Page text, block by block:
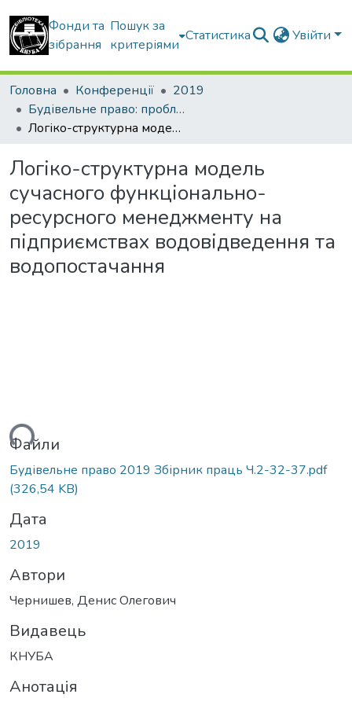
Фонди та
зібрання
Пошук за
критеріями
Статистика Увійти
Головна Конференції
2019
Будівельне право: проблеми теорії і практики
Логіко-структурна модель сучасного функціонально-ресурсного менеджменту на підприємствах водовідведення та водопостачання
Логіко-структурна модель
сучасного функціонально-
ресурсного менеджменту на
підприємствах водовідведення та
водопостачання
Файли
Будівельне право 2019 Збірник праць Ч.2-32-37.pdf
(326,54 KB)
Дата
2019
Автори
Чернишев, Денис Олегович
Видавець
КНУБА
Анотація